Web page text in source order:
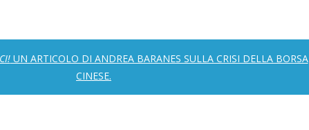
UN ARTICOLO DI ANDREA BARANES SULLA CRISI DELLA BORSA
CINESE.